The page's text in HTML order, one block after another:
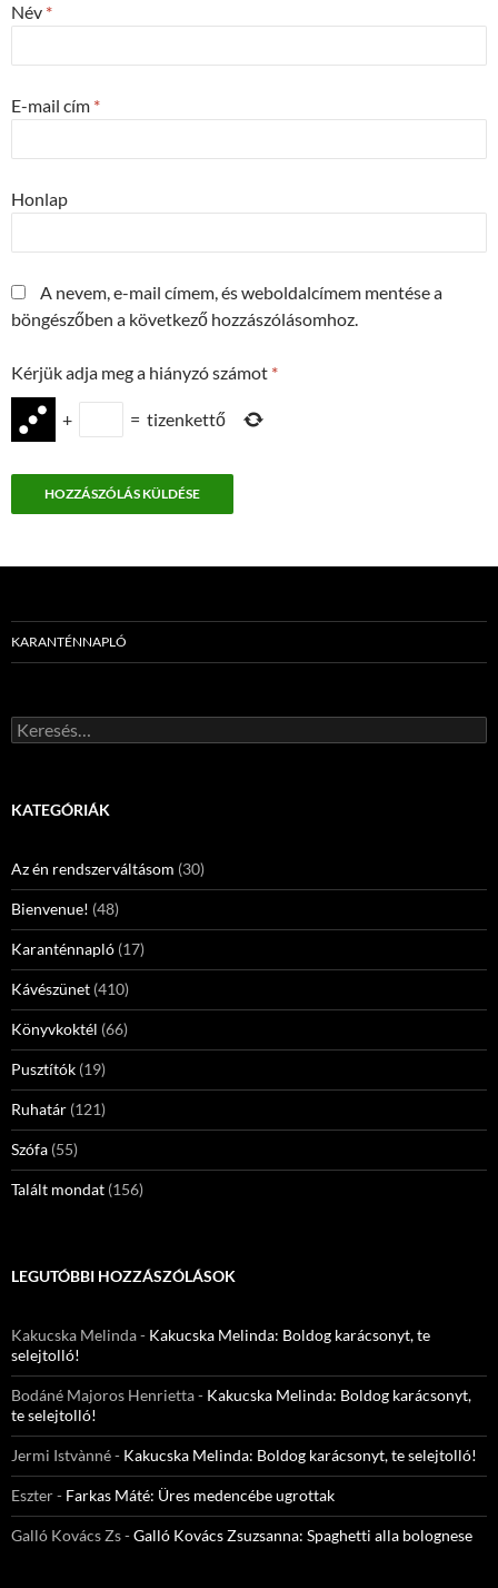
Név *
E-mail cím *
Honlap
A nevem, e-mail címem, és weboldalcímem mentése a
böngészőben a következő hozzászólásomhoz.
Kérjük adja meg a hiányzó számot *
+ = tizenkettő
KARANTÉNNAPLÓ
Keresés:
KATEGÓRIÁK
Az én rendszerváltásom (30)
Bienvenue! (48)
Karanténnapló (17)
Kávészünet (410)
Könyvkoktél (66)
Pusztítók (19)
Ruhatár (121)
Szófa (55)
Talált mondat (156)
LEGUTÓBBI HOZZÁSZÓLÁSOK
Kakucska Melinda- Kakucska Melinda: Boldog karácsonyt, te
selejtolló!
Bodáné Majoros Henrietta- Kakucska Melinda: Boldog karácsonyt,
te selejtolló!
Jermi Istvànné- Kakucska Melinda: Boldog karácsonyt, te selejtolló!
Eszter- Farkas Máté: Üres medencébe ugrottak
Galló Kovács Zs-Galló Kovács Zsuzsanna: Spaghetti alla bolognese